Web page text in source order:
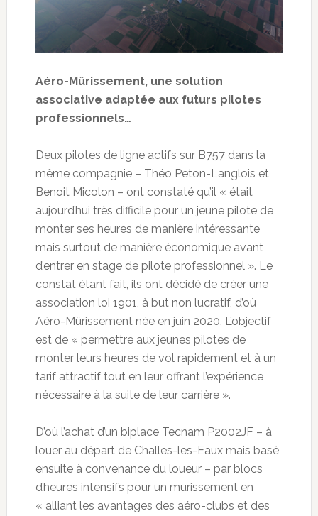
Aéro-Mûrissement, une solution
associative adaptée aux futurs pilotes
professionnels…
Deux pilotes de ligne actifs sur B757 dans la
même compagnie – Théo Peton-Langlois et
Benoit Micolon – ont constaté qu’il « était
aujourd’hui très difficile pour un jeune pilote de
monter ses heures de manière intéressante
mais surtout de manière économique avant
d’entrer en stage de pilote professionnel ». Le
constat étant fait, ils ont décidé de créer une
association loi 1901, à but non lucratif, d’où
Aéro-Mûrissement née en juin 2020. L’objectif
est de « permettre aux jeunes pilotes de
monter leurs heures de vol rapidement et à un
tarif attractif tout en leur offrant l’expérience
nécessaire à la suite de leur carrière ».
D’où l’achat d’un biplace Tecnam P2002JF – à
louer au départ de Challes-les-Eaux mais basé
ensuite à convenance du loueur – par blocs
d’heures intensifs pour un murissement en
« alliant les avantages des aéro-clubs et des